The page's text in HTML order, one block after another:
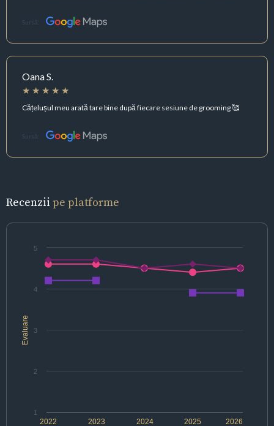
Sursă:
Oana S.
Cățelușul meu arată tare bine după fiecare sesiune de grooming 🥰
Sursă:
Recenzii pe platforme
Evaluare
2022 2024 2026
2023 2025
1
2
3
4
5